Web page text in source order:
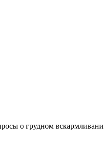
о грудном